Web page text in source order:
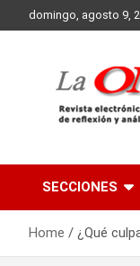
to
domingo, agosto 9,
SECCIONES
Home ¿Qué